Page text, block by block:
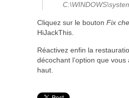
Cliquez sur le bouton Fix
HiJackThis.
Réactivez enfin la
décochant l’option que
haut.